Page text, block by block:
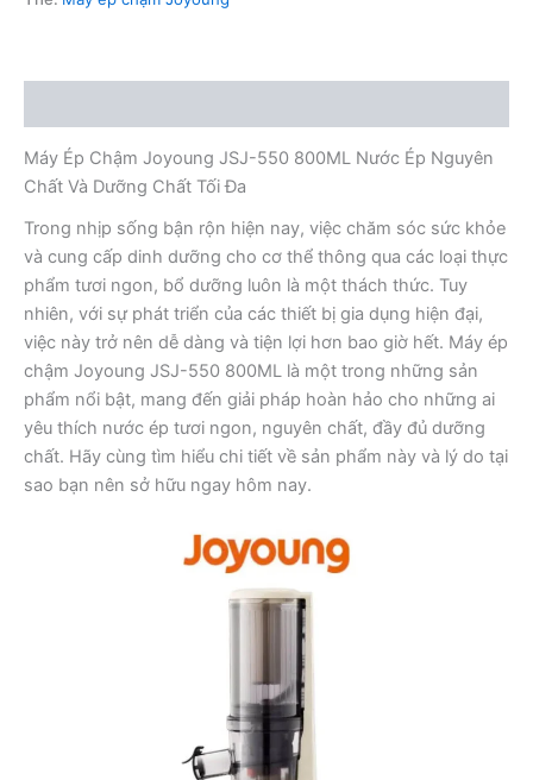
Máy Ép Chậm Joyoung JSJ-550 800ML Nước Ép Nguyên
Chất Và Dưỡng Chất Tối Đa
Trong nhịp sống bận rộn hiện nay, việc chăm sóc sức khỏe
và cung cấp dinh dưỡng cho cơ thể thông qua các loại thực
phẩm tươi ngon, bổ dưỡng luôn là một thách thức. Tuy
nhiên, với sự phát triển của các thiết bị gia dụng hiện đại,
việc này trở nên dễ dàng và tiện lợi hơn bao giờ hết. Máy ép
chậm Joyoung JSJ-550 800ML là một trong những sản
phẩm nổi bật, mang đến giải pháp hoàn hảo cho những ai
yêu thích nước ép tươi ngon, nguyên chất, đầy đủ dưỡng
chất. Hãy cùng tìm hiểu chi tiết về sản phẩm này và lý do tại
sao bạn nên sở hữu ngay hôm nay.